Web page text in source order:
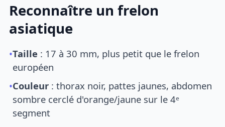
Reconnaître un frelon
asiatique
•Taille : 17 à 30 mm, plus petit que le frelon
européen
•Couleur : thorax noir, pattes jaunes, abdomen
sombre cerclé d'orange/jaune sur le 4ᵉ
segment